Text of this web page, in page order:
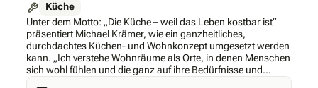
Küche
Unter dem Motto: „Die Küche – weil das Leben kostbar ist“
präsentiert Michael Krämer, wie ein ganzheitliches,
durchdachtes Küchen- und Wohnkonzept umgesetzt werden
kann. „Ich verstehe Wohnräume als Orte, in denen Menschen
sich wohl fühlen und die ganz auf ihre Bedürfnisse und
Lebenssituation zugeschnitten sind. Schließlich ist die Zeit